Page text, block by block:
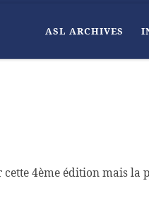
ASL ARCHIVES
4ème édition mais la